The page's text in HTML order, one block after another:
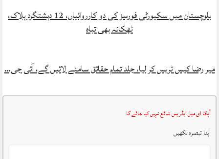
بلوچستان میں سکیورٹی فورسز کی دو کارروائیاں، 12 دہشتگرد ہلاک،
ٹھکانہ بھی تباہ
میر رضا کیس ٹریس کر لیا، جلد تمام حقائق سامنے لائیں گے، آئی جی…
آپکا ای میل ایڈریس شائع نہیں کیا جائے گا
اپنا تبصرہ لکھیں